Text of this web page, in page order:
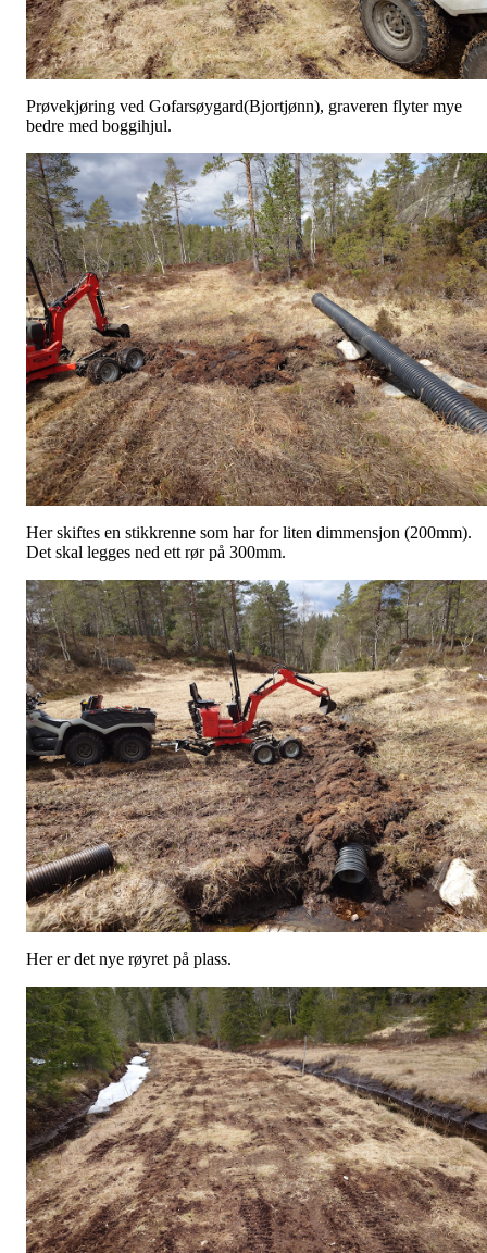
Prøvekjøring ved Gofarsøygard(Bjortjønn), graveren flyter mye
bedre med boggihjul.
Her skiftes en stikkrenne som har for liten dimmensjon (200mm).
Det skal legges ned ett rør på 300mm.
Her er det nye røyret på plass.